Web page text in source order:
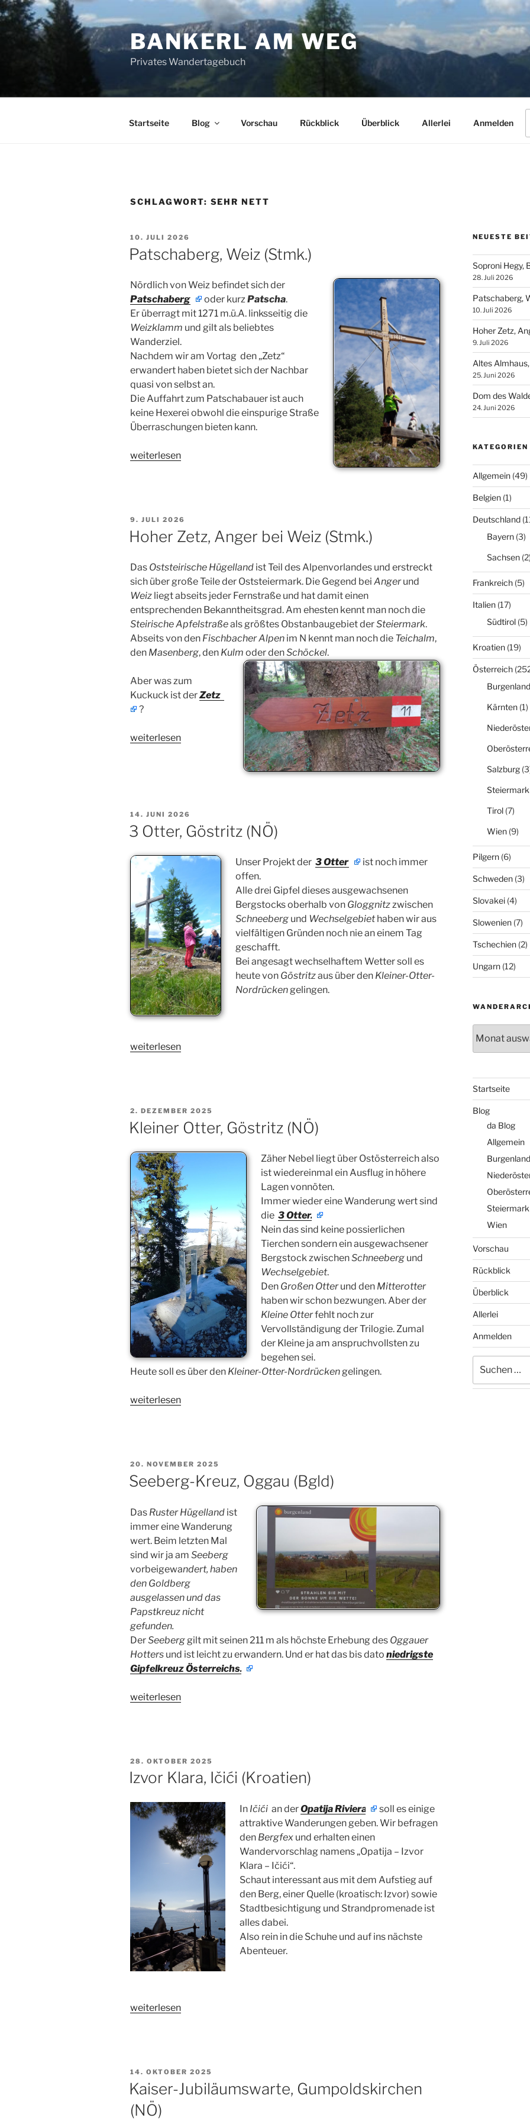
Zum
Inhalt
springen
BANKERL AM WEG
Privates Wandertagebuch
Startseite Blog Vorschau Rückblick Überblick Allerlei Anmelden
SCHLAGWORT: SEHR NETT
VERÖFFENTLICHT
AM
10. JULI 2026
Patschaberg, Weiz (Stmk.)
Nördlich von Weiz befindet sich der
Patschaberg
oder kurzPatscha.
Er überragt mit1271 m.ü.A. linksseitig die
Weizklamm und gilt als beliebtes
Wanderziel.
Nachdem wir am Vortag den „Zetz“
erwandert haben bietet sich der Nachbar
quasi von selbst an.
Die Auffahrt zum Patschabauer ist auch
keine Hexerei obwohl die einspurige Straße
Überraschungen bieten kann.
„Patschaberg,
weiterlesen
VERÖFFENTLICHT
AM
9. JULI 2026
Hoher Zetz, Anger bei Weiz (Stmk.)
Das Oststeirische Hügelland ist Teil des Alpenvorlandes und erstreckt
sich über große Teile der Oststeiermark. Die Gegend bei Angerund
Weiz liegt abseits jeder Fernstraße und hat damit einen
entsprechenden Bekanntheitsgrad. Am ehesten kennt man noch die
Steirische Apfelstraßeals größtes Obstanbaugebiet derSteiermark.
Abseits von den Fischbacher Alpen im N kennt man noch die Teichalm,
den Masenberg, den Kulm oder denSchöckel.
Aber was zum
Kuckuck ist derZetz
?
„Hoher
weiterlesen
VERÖFFENTLICHT
AM
14. JUNI 2026
3 Otter, Göstritz (NÖ)
Unser Projekt der 3 Otter
ist noch immer
offen.
Alle drei Gipfel dieses ausgewachsenen
Bergstocks oberhalb von Gloggnitzzwischen
Schneeberg und Wechselgebiet haben wir aus
vielfältigen Gründen noch nie an einem Tag
geschafft.
Bei angesagt wechselhaftem Wetter soll es
heute von Göstritzaus über den Kleiner-Otter-
Nordrückengelingen.
„3
weiterlesen
VERÖFFENTLICHT
AM
2. DEZEMBER 2025
Kleiner Otter, Göstritz (NÖ)
Zäher Nebel liegt über Ostösterreich also
ist wiedereinmal ein Ausflug in höhere
Lagen vonnöten.
Immer wieder eine Wanderung wert sind
die 3 Otter.
Nein das sind keine possierlichen
Tierchen sondern ein ausgewachsener
Bergstock zwischenSchneeberg und
Wechselgebiet.
Den Großen Otterund den Mitterotter
haben wir schon bezwungen. Aber der
Kleine Otterfehlt noch zur
Vervollständigung der Trilogie. Zumal
der Kleine ja am anspruchvollsten zu
begehen sei.
Heute soll es über den Kleiner-Otter-Nordrückengelingen.
„Kleiner
weiterlesen
VERÖFFENTLICHT
AM
20. NOVEMBER 2025
Seeberg-Kreuz, Oggau (Bgld)
Das Ruster Hügelland ist
immer eine Wanderung
wert. Beim letzten Mal
sind wir ja am Seeberg
vorbeigewandert, haben
den Goldberg
ausgelassen und das
Papstkreuz nicht
gefunden.
DerSeeberg gilt mit seinen 211 m als höchste Erhebung des Oggauer
Hotters und ist leicht zu erwandern. Und er hat das bis dato niedrigste
Gipfelkreuz Österreichs.
„Seeberg-
weiterlesen
VERÖFFENTLICHT
AM
28. OKTOBER 2025
Izvor Klara, Ičići (Kroatien)
In Ičići an derOpatija Riviera
soll es einige
attraktive Wanderungen geben. Wir befragen
den Bergfex und erhalten einen
Wandervorschlag namens „Opatija – Izvor
Klara – Ičići“.
Schaut interessant aus mit dem Aufstieg auf
den Berg, einer Quelle (kroatisch: Izvor) sowie
Stadtbesichtigung und Strandpromenade ist
alles dabei.
Also rein in die Schuhe und auf ins nächste
Abenteuer.
„Izvor
weiterlesen
VERÖFFENTLICHT
AM
14. OKTOBER 2025
Kaiser-Jubiläumswarte, Gumpoldskirchen
(NÖ)
NEUESTE
Soproni Hegy,
28. Juli 2026
Patschaberg,
10. Juli 2026
Hoher Zetz,
9. Juli 2026
Altes
25. Juni 2026
Dom des
24. Juni 2026
KATEGORIEN
Allgemein(49)
Belgien(1)
Deutschland
Bayern(3)
Sachsen
Frankreich(5)
Italien(17)
Südtirol(5)
Kroatien(19)
Österreich
Burgenland
Kärnten(1)
Salzburg
Steiermark
Tirol(7)
Wien(9)
Pilgern(6)
Schweden(3)
Slovakei(4)
Slowenien(7)
Tschechien(2)
Ungarn(12)
Startseite
Blog
da Blog
Allgemein
Burgenland
Steiermark
Wien
Vorschau
Rückblick
Überblick
Allerlei
Anmelden
nach: